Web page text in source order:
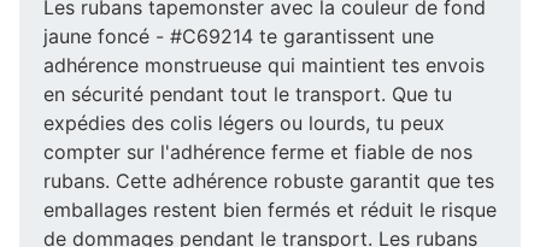
Les rubans tapemonster avec la couleur de fond
jaune foncé - #C69214 te garantissent une
adhérence monstrueuse qui maintient tes envois
en sécurité pendant tout le transport. Que tu
expédies des colis légers ou lourds, tu peux
compter sur l'adhérence ferme et fiable de nos
rubans. Cette adhérence robuste garantit que tes
emballages restent bien fermés et réduit le risque
de dommages pendant le transport. Les rubans